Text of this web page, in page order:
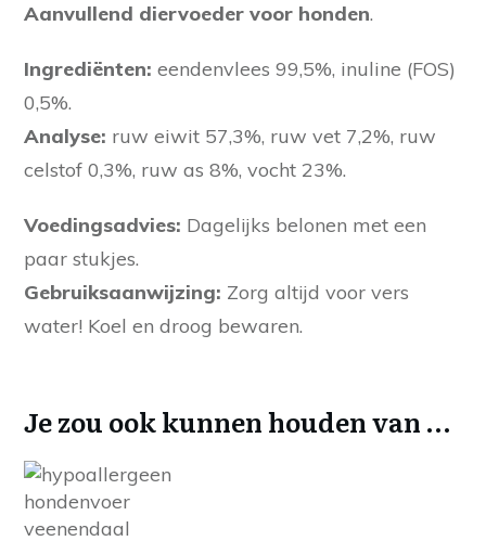
Aanvullend diervoeder voor honden.
Ingrediënten: eendenvlees 99,5%, inuline (FOS)
0,5%.
Analyse: ruw eiwit 57,3%, ruw vet 7,2%, ruw
celstof 0,3%, ruw as 8%, vocht 23%.
Voedingsadvies: Dagelijks belonen met een
paar stukjes.
Gebruiksaanwijzing: Zorg altijd voor vers
water! Koel en droog bewaren.
Je zou ook kunnen houden van …